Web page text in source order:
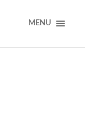
MENU